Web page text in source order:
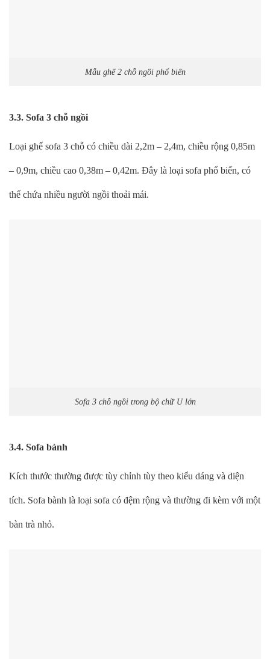
Mẫu ghế 2 chỗ ngồi phổ biến
3.3. Sofa 3 chỗ ngồi
Loại ghế sofa 3 chỗ có chiều dài 2,2m – 2,4m, chiều rộng 0,85m
– 0,9m, chiều cao 0,38m – 0,42m. Đây là loại sofa phổ biến, có
thể chứa nhiều người ngồi thoải mái.
Sofa 3 chỗ ngồi trong bộ chữ U lớn
3.4. Sofa bành
Kích thước thường được tùy chỉnh tùy theo kiểu dáng và diện
tích. Sofa bành là loại sofa có đệm rộng và thường đi kèm với một
bàn trà nhỏ.